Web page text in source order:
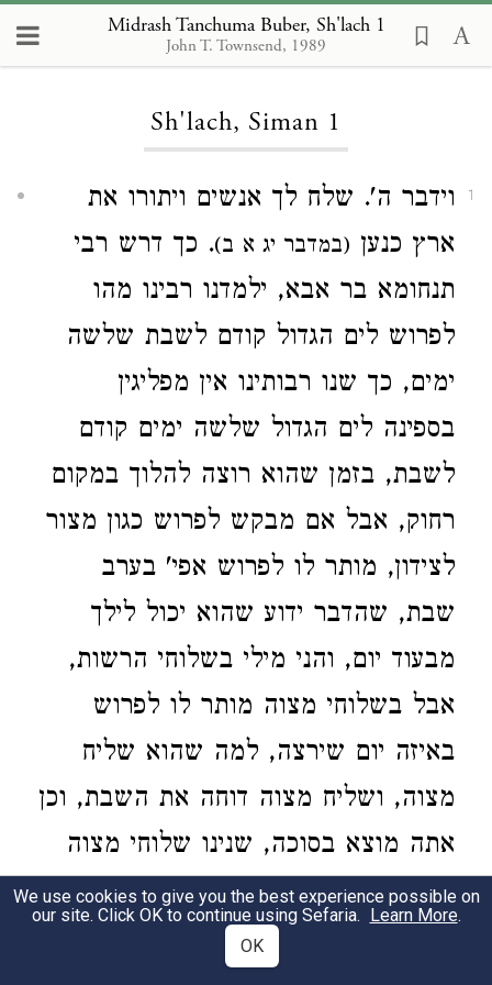
Midrash Tanchuma Buber, Sh'lach 1
John T. Townsend, 1989
Loading...
Sh'lach, Siman 1
1
וידבר ה'. שלח לך אנשים ויתורו את
ארץ כנען (במדבר יג א ב). כך דרש רבי
תנחומא בר אבא, ילמדנו רבינו מהו
לפרוש לים הגדול קודם לשבת שלשה
ימים, כך שנו רבותינו אין מפליגין
בספינה לים הגדול שלשה ימים קודם
לשבת, בזמן שהוא רוצה להלוך במקום
רחוק, אבל אם מבקש לפרוש כגון מצור
לצידון, מותר לו לפרוש אפי' בערב
שבת, שהדבר ידוע שהוא יכול לילך
מבעוד יום, והני מילי בשלוחי הרשות,
אבל בשלוחי מצוה מותר לו לפרוש
באיזה יום שירצה, למה שהוא שליח
מצוה, ושליח מצוה דוחה את השבת, וכן
אתה מוצא בסוכה, שנינו שלוחי מצוה
פטורין מן הסוכה, שאין לך חביב לפני
הקב"ה כשליח שהוא משתלח לעשות
We use cookies to give you the best experience possible on
our site. Click OK to continue using Sefaria. Learn More.
OK